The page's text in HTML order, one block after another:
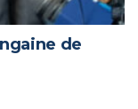
de